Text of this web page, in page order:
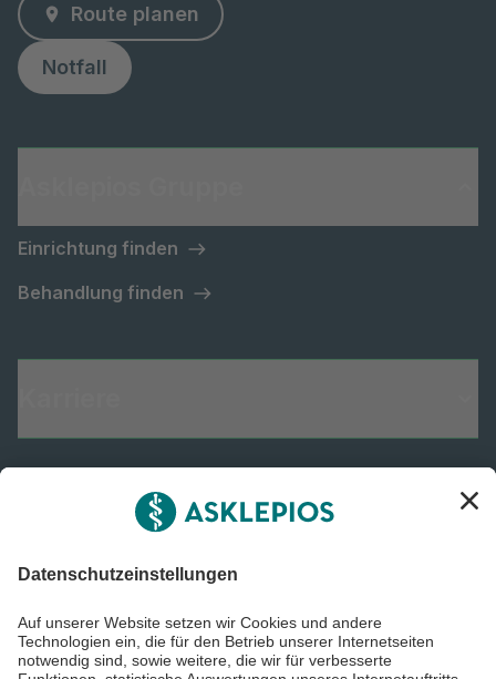
Route planen
Notfall
Einrichtung finden
Behandlung finden
Informiert bleiben